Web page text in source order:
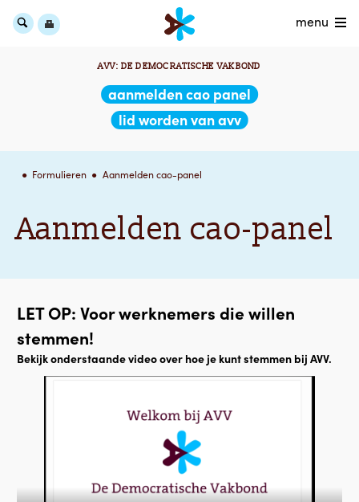
aanmelden cao panel
lid worden van avv
menu
AVV: DE DEMOCRATISCHE VAKBOND
Formulieren Aanmelden cao-panel
Aanmelden cao-panel
LET OP: Voor werknemers die willen
stemmen!
Bekijk onderstaande video over hoe je kunt stemmen bij AVV.